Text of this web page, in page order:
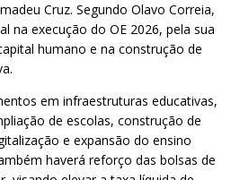
Cruz. Segundo Olavo Correia,
na execução do OE 2026, pela sua
humano e na construção de
em infraestruturas educativas,
de escolas, construção de
e expansão do ensino
haverá reforço das bolsas de